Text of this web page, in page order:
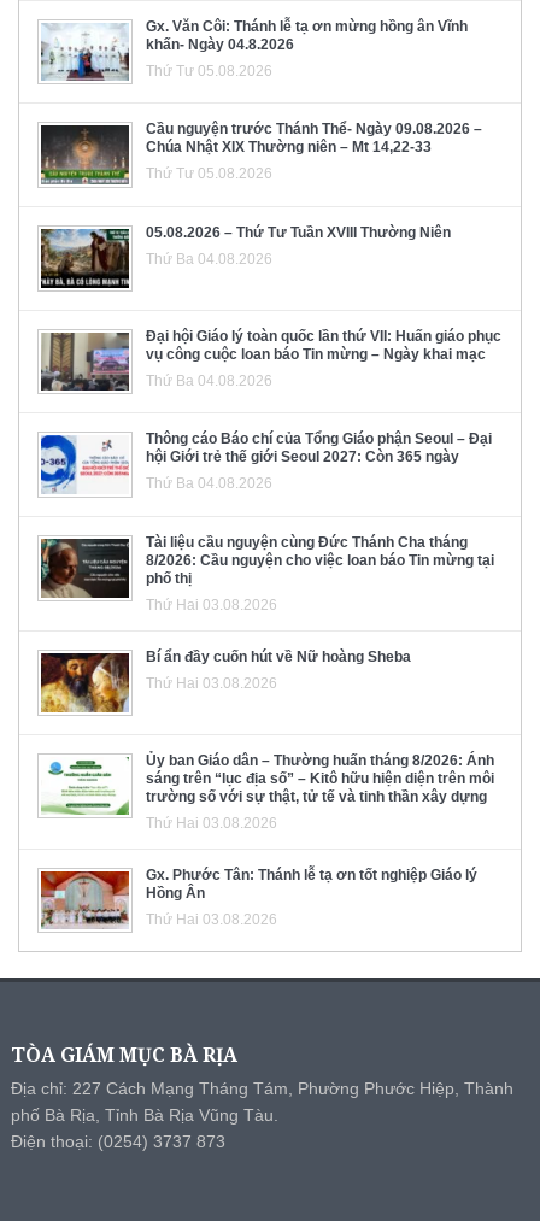
Gx. Văn Côi: Thánh lễ tạ ơn mừng hồng ân Vĩnh
khấn- Ngày 04.8.2026
Thứ Tư 05.08.2026
Cầu nguyện trước Thánh Thể- Ngày 09.08.2026 –
Chúa Nhật XIX Thường niên – Mt 14,22-33
Thứ Tư 05.08.2026
05.08.2026 – Thứ Tư Tuần XVIII Thường Niên
Thứ Ba 04.08.2026
Đại hội Giáo lý toàn quốc lần thứ VII: Huấn giáo phục
vụ công cuộc loan báo Tin mừng – Ngày khai mạc
Thứ Ba 04.08.2026
Thông cáo Báo chí của Tổng Giáo phận Seoul – Đại
hội Giới trẻ thế giới Seoul 2027: Còn 365 ngày
Thứ Ba 04.08.2026
Tài liệu cầu nguyện cùng Đức Thánh Cha tháng
8/2026: Cầu nguyện cho việc loan báo Tin mừng tại
phố thị
Thứ Hai 03.08.2026
Bí ẩn đầy cuốn hút về Nữ hoàng Sheba
Thứ Hai 03.08.2026
Ủy ban Giáo dân – Thường huấn tháng 8/2026: Ánh
sáng trên “lục địa số” – Kitô hữu hiện diện trên môi
trường số với sự thật, tử tế và tinh thần xây dựng
Thứ Hai 03.08.2026
Gx. Phước Tân: Thánh lễ tạ ơn tốt nghiệp Giáo lý
Hồng Ân
Thứ Hai 03.08.2026
TÒA GIÁM MỤC BÀ RỊA
Địa chỉ: 227 Cách Mạng Tháng Tám, Phường Phước Hiệp, Thành
phố Bà Rịa, Tỉnh Bà Rịa Vũng Tàu.
Điện thoại: (0254) 3737 873